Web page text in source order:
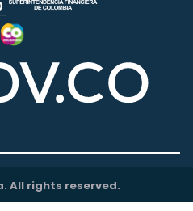
All rights reserved.